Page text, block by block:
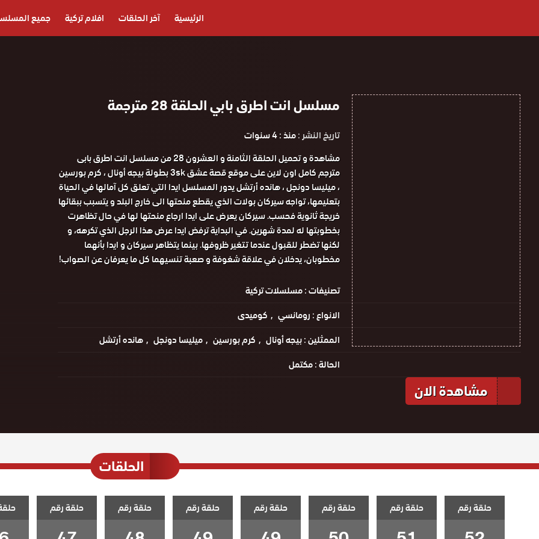
الرئيسية آخر الحلقات افلام تركية جميع
مسلسل انت اطرق بابي الحلقة 28 مترجمة
تاريخ النشر :منذ : 4 سنوات
مشاهدة و تحميل الحلقة الثامنة و العشرون 28 من مسلسل انت اطرق بابى
مترجم كامل اون لاين على موقع قصة عشق 3sk بطولة بيجه أونال ، كرم بورسين
، ميليسا دونجل ، هانده أرتشل يدور المسلسل ايدا التي تعلق كل آمالها في الحياة
بتعليمها، تواجه سيركان بولات الذي يقطع منحتها الى خارج البلد و يتسبب ببقائها
خريجة ثانوية فحسب. سيركان يعرض على ايدا ارجاع منحتها لها في حال تظاهرت
بخطوبتها له لمدة شهرين. في البداية ترفض ايدا عرض هذا الرجل الذي تكرهه، و
لكنها تضطر للقبول عندما تتغير ظروفها. بينما يتظاهر سيركان و ايدا بأنهما
مخطوبان، يدخلان في علاقة شغوفة و صعبة تنسيهما كل ما يعرفان عن الصواب!
تصنيفات :مسلسلات تركية
الانواع :رومانسي
كوميدى
الممثلين :بيجه أونال كرم بورسين ميليسا دونجل
هانده أرتشل
الحالة :مكتمل
مشاهدة الان
الحلقات
حلقة رقم حلقة رقم حلقة رقم حلقة رقم حلقة رقم حلقة رقم حلقة رقم